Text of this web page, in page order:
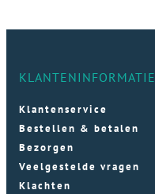
KLANTENINFORMATIE
Klantenservice
Bestellen & betalen
Bezorgen
Veelgestelde vragen
Klachten